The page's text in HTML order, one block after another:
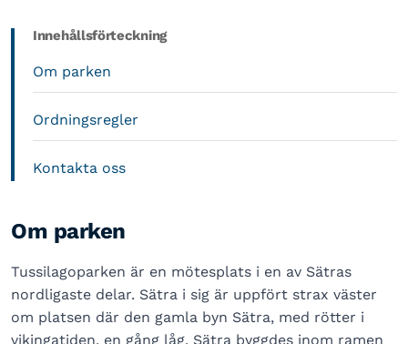
Innehållsförteckning
Om parken
Ordningsregler
Kontakta oss
Om parken
Tussilagoparken är en mötesplats i en av Sätras
nordligaste delar. Sätra i sig är uppfört strax väster
om platsen där den gamla byn Sätra, med rötter i
vikingatiden, en gång låg. Sätra byggdes inom ramen